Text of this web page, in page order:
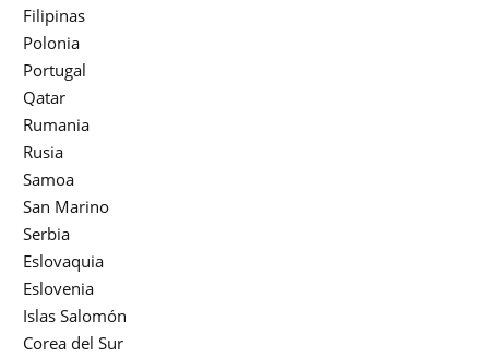
Filipinas
Polonia
Portugal
Qatar
Rumania
Rusia
Samoa
San Marino
Serbia
Eslovaquia
Eslovenia
Islas Salomón
Corea del Sur